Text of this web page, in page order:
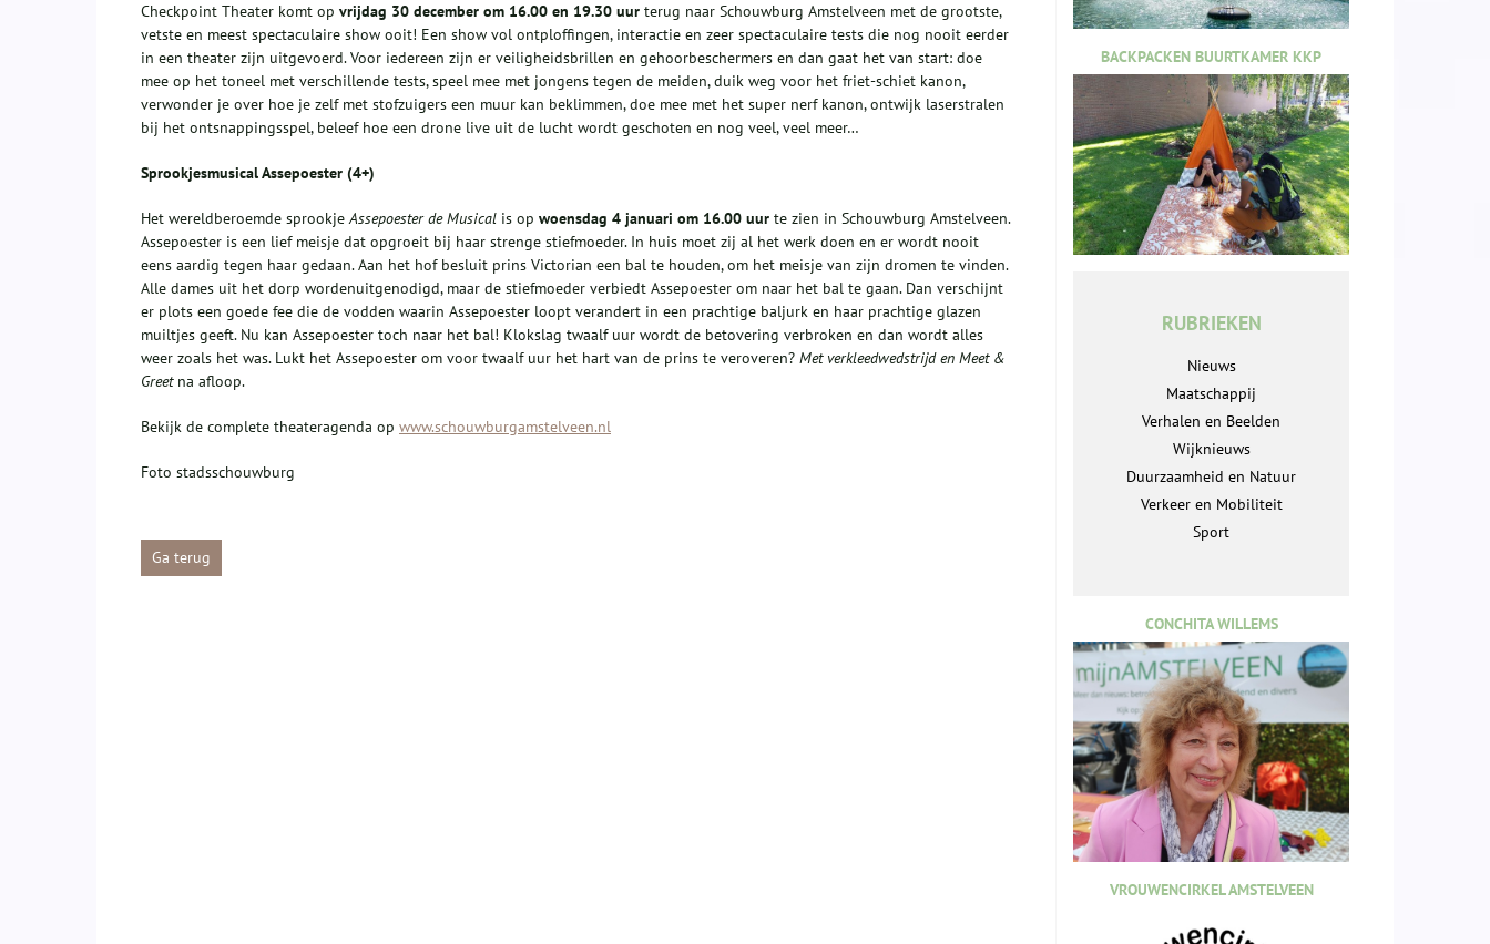
Checkpoint Theater komt op vrijdag 30 december om 16.00 en 19.30 uur terug naar Schouwburg Amstelveen met de grootste,
vetste en meest spectaculaire show ooit! Een show vol ontploffingen, interactie en zeer spectaculaire tests die nog nooit eerder
in een theater zijn uitgevoerd. Voor iedereen zijn er veiligheidsbrillen en gehoorbeschermers en dan gaat het van start: doe
mee op het toneel met verschillende tests, speel mee met jongens tegen de meiden, duik weg voor het friet-schiet kanon,
verwonder je over hoe je zelf met stofzuigers een muur kan beklimmen, doe mee met het super nerf kanon, ontwijk laserstralen
bij het ontsnappingsspel, beleef hoe een drone live uit de lucht wordt geschoten en nog veel, veel meer…
SprookjesmusicalAssepoester (4+)
Het wereldberoemde sprookjeAssepoester de Musical is op woensdag 4 januari om 16.00 uur te zien in Schouwburg Amstelveen.
Assepoester is een lief meisje dat opgroeit bij haar strenge stiefmoeder. In huis moet zij al het werk doen en er wordt nooit
eens aardig tegen haar gedaan. Aan het hof besluit prins Victorian een bal te houden, om het meisje van zijn dromen te vinden.
Alle dames uit het dorp wordenuitgenodigd, maar de stiefmoeder verbiedt Assepoester om naar het bal te gaan. Dan verschijnt
er plots een goede fee die de vodden waarin Assepoester loopt verandert in een prachtige baljurk en haar prachtige glazen
muiltjes geeft. Nu kan Assepoester toch naar het bal! Klokslag twaalf uur wordt de betovering verbroken en dan wordt alles
weer zoals het was. Lukt het Assepoester om voor twaalf uur het hart van de prins te veroveren? Met verkleedwedstrijd en Meet &
Greetna afloop.
Bekijk de complete theateragenda op www.schouwburgamstelveen.nl
Foto stadsschouwburg
Ga terug
BACKPACKEN BUURTKAMER KKP
RUBRIEKEN
Nieuws
Maatschappij
Verhalen en Beelden
Wijknieuws
Duurzaamheid en Natuur
Verkeer en Mobiliteit
Sport
CONCHITA WILLEMS
VROUWENCIRKEL AMSTELVEEN